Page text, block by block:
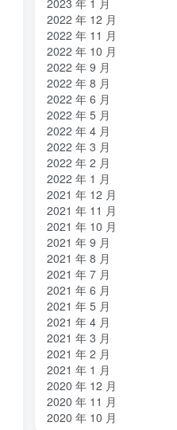
2023 年 1 月
2022 年 12 月
2022 年 11 月
2022 年 10 月
2022 年 9 月
2022 年 8 月
2022 年 6 月
2022 年 5 月
2022 年 4 月
2022 年 3 月
2022 年 2 月
2022 年 1 月
2021 年 12 月
2021 年 11 月
2021 年 10 月
2021 年 9 月
2021 年 8 月
2021 年 7 月
2021 年 6 月
2021 年 5 月
2021 年 4 月
2021 年 3 月
2021 年 2 月
2021 年 1 月
2020 年 12 月
2020 年 11 月
2020 年 10 月